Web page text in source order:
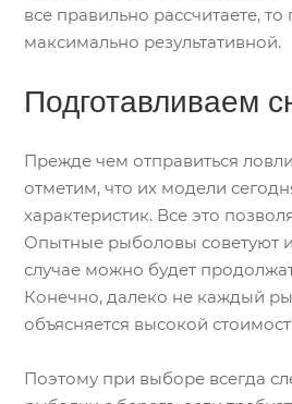
все правильно рассчитаете,
максимально результативной.
Подготавливаем
Прежде чем отправиться
отметим, что их модели
характеристик. Все это
Опытные рыболовы советуют
случае можно будет
Конечно, далеко не каждый
объясняется высокой
Поэтому при выборе всегда